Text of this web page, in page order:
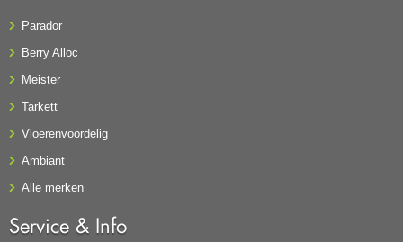
Parador
Berry Alloc
Meister
Tarkett
Vloerenvoordelig
Ambiant
Alle merken
Service & Info